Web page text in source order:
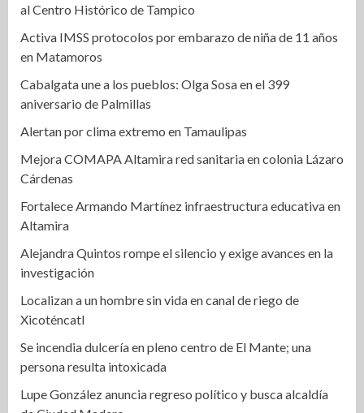
al Centro Histórico de Tampico
Activa IMSS protocolos por embarazo de niña de 11 años
en Matamoros
Cabalgata une a los pueblos: Olga Sosa en el 399
aniversario de Palmillas
Alertan por clima extremo en Tamaulipas
Mejora COMAPA Altamira red sanitaria en colonia Lázaro
Cárdenas
Fortalece Armando Martínez infraestructura educativa en
Altamira
Alejandra Quintos rompe el silencio y exige avances en la
investigación
Localizan a un hombre sin vida en canal de riego de
Xicoténcatl
Se incendia dulcería en pleno centro de El Mante; una
persona resulta intoxicada
Lupe González anuncia regreso político y busca alcaldía